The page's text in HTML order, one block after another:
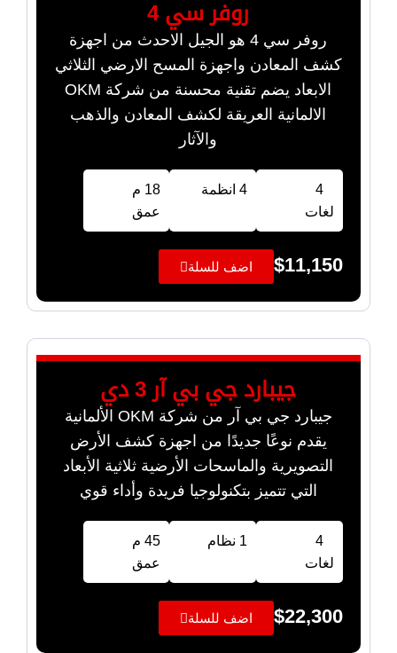
روفر سي 4
روفر سي 4 هو الجيل الاحدث من اجهزة
كشف المعادن واجهزة المسح الارضي الثلاثي
الابعاد يضم تقنية محسنة من شركة OKM
الالمانية العريقة لكشف المعادن والذهب
والآثار
4
لغات
4 انظمة
18 م
عمق
$11,150 اضف للسلة
جيبارد جي بي آر 3 دي
جيبارد جي بي آر من شركة OKM الألمانية
يقدم نوعًا جديدًا من اجهزة كشف الأرض
التصويرية والماسحات الأرضية ثلاثية الأبعاد
التي تتميز بتكنولوجيا فريدة وأداء قوي
4
لغات
1 نظام
45 م
عمق
$22,300 اضف للسلة